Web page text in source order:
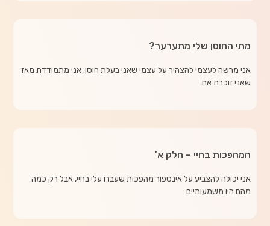
מתי החוסן שלי מתערער?
אני מרשה לעצמי להצהיר על עצמי שאני בעלת חוסן. אני מתמודדת מאז
שאני זוכרת את
המהפכות בחיי – חלק א'
אני יכולה להצביע על אינספור מהפכות שעברו עלי בחיי, אבל רק כמה
מהם היו משמעותיים